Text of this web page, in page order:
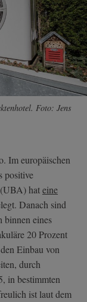
Foto: Jens
Im europäischen
positive
hateine
Danach sind
binnen eines
20 Prozent
Einbau von
durch
in bestimmten
ist laut dem